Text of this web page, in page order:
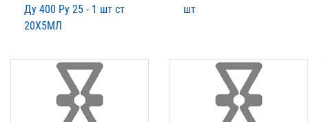
Ду 400 Ру 25 - 1 шт ст
20Х5МЛ
шт